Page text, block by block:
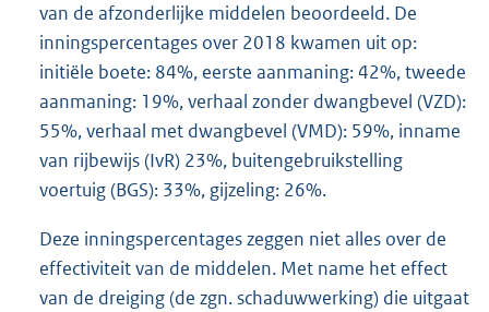
van de afzonderlijke middelen beoordeeld. De
inningspercentages over 2018 kwamen uit op:
initiële boete: 84%, eerste aanmaning: 42%, tweede
aanmaning: 19%, verhaal zonder dwangbevel (VZD):
55%, verhaal met dwangbevel (VMD): 59%, inname
van rijbewijs (IvR) 23%, buitengebruikstelling
voertuig (BGS): 33%, gijzeling: 26%.
Deze inningspercentages zeggen niet alles over de
effectiviteit van de middelen. Met name het effect
van de dreiging (de zgn. schaduwwerking) die uitgaat